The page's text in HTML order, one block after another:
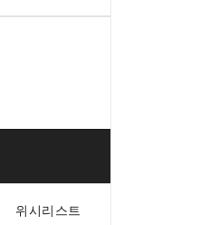
위시리스트